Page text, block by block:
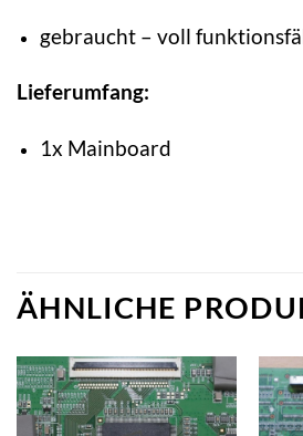
gebraucht – voll
Lieferumfang:
1x Mainboard
ÄHNLICHE